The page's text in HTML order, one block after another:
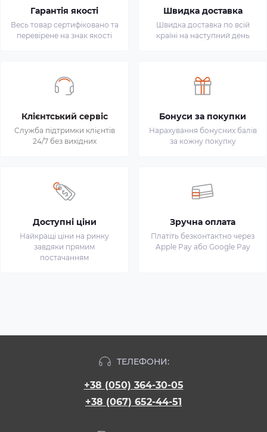
Гарантія якості
Весь товар сертифіковано та
перевірене на знак якості
Швидка доставка
Швидка доставка по всій
країні на наступний день
Клієнтський сервіс
Служба підтримки клієнтів
24/7 без вихідних
Бонуси за покупки
Нарахування бонусних балів
за кожну покупку
Доступні ціни
Найкращі ціни на ринку
завдяки прямим
постачанням
Зручна оплата
Платіть безконтактно через
Apple Pay або Google Pay
ТЕЛЕФОНИ:
+38 (050) 364-30-05
+38 (067) 652-44-51